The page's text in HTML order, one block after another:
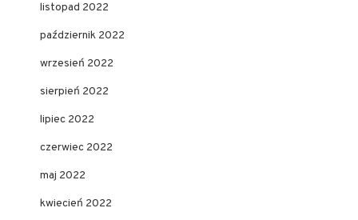
listopad 2022
październik 2022
wrzesień 2022
sierpień 2022
lipiec 2022
czerwiec 2022
maj 2022
kwiecień 2022